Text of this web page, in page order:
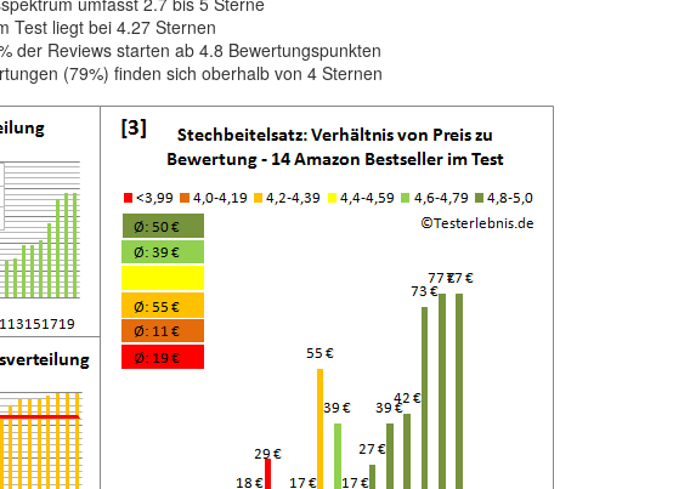
Test liegt bei 4.27 Sternen
der Reviews starten ab 4.8 Bewertungspunkten
(79%) finden sich oberhalb von 4 Sternen